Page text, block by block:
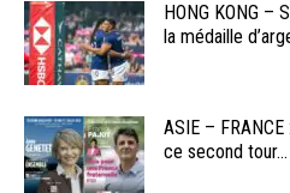
HONG KONG –
la médaille
ASIE –
ce second tour...